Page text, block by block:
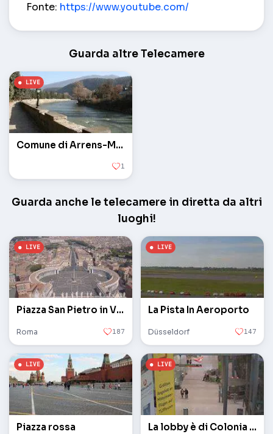
Fonte: https://www.youtube.com/
Guarda altre Telecamere
Comune di Arrens-Marsu Louron nei Pirenei
1
Guarda anche le telecamere in diretta da altri
luoghi!
Piazza San Pietro in Vaticano
Roma 187
La Pista In Aeroporto
Düsseldorf 147
Piazza rossa La lobby è di Colonia / Bonn